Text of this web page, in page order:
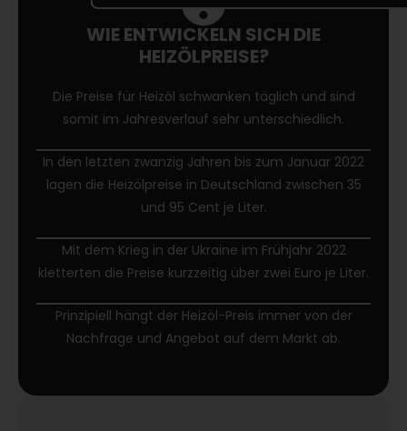
WIE ENTWICKELN SICH DIE
HEIZÖLPREISE?
Die Preise für Heizöl schwanken täglich und sind
somit im Jahresverlauf sehr unterschiedlich.
In den letzten zwanzig Jahren bis zum Januar 2022
lagen die Heizölpreise in Deutschland zwischen 35
und 95 Cent je Liter.
Mit dem Krieg in der Ukraine im Frühjahr 2022
kletterten die Preise kurzzeitig über zwei Euro je Liter.
Prinzipiell hängt der Heizöl-Preis immer von der
Nachfrage und Angebot auf dem Markt ab.